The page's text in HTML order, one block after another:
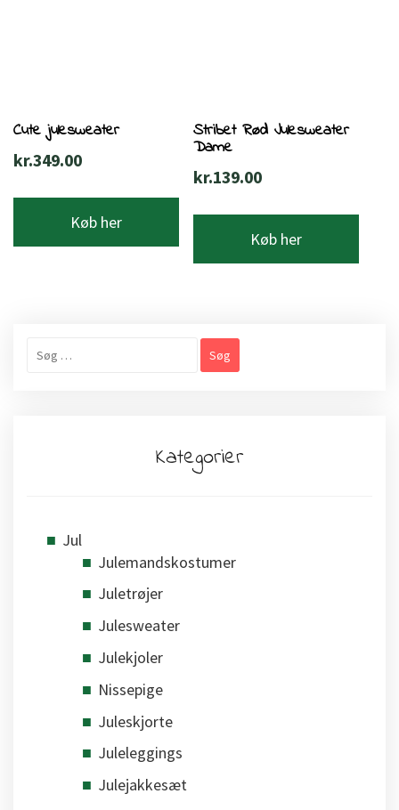
Cute julesweater
kr.349.00
Køb her
Stribet Rød Julesweater
Dame
kr.139.00
Køb her
efter:
Kategorier
Jul
Julemandskostumer
Juletrøjer
Julesweater
Julekjoler
Nissepige
Juleskjorte
Juleleggings
Julejakkesæt